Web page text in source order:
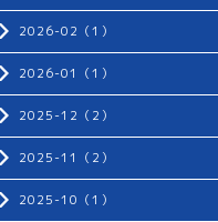
2026-02（1）
2026-01（1）
2025-12（2）
2025-11（2）
2025-10（1）